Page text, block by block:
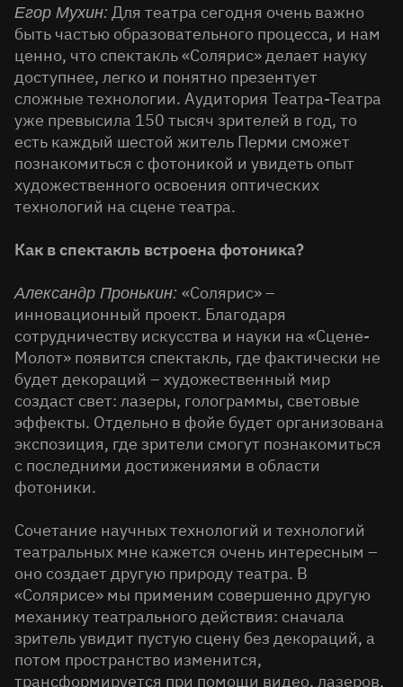
Егор Мухин: Для театра сегодня очень важно
быть частью образовательного процесса, и нам
ценно, что спектакль «Солярис» делает науку
доступнее, легко и понятно презентует
сложные технологии. Аудитория Театра-Театра
уже превысила 150 тысяч зрителей в год, то
есть каждый шестой житель Перми сможет
познакомиться с фотоникой и увидеть опыт
художественного освоения оптических
технологий на сцене театра.
Как в спектакль встроена фотоника?
Александр Пронькин: «Солярис» –
инновационный проект. Благодаря
сотрудничеству искусства и науки на «Сцене-
Молот» появится спектакль, где фактически не
будет декораций – художественный мир
создаст свет: лазеры, голограммы, световые
эффекты. Отдельно в фойе будет организована
экспозиция, где зрители смогут познакомиться
с последними достижениями в области
фотоники.
Сочетание научных технологий и технологий
театральных мне кажется очень интересным –
оно создает другую природу театра. В
«Солярисе» мы применим совершенно другую
механику театрального действия: сначала
зритель увидит пустую сцену без декораций, а
потом пространство изменится,
трансформируется при помощи видео, лазеров,